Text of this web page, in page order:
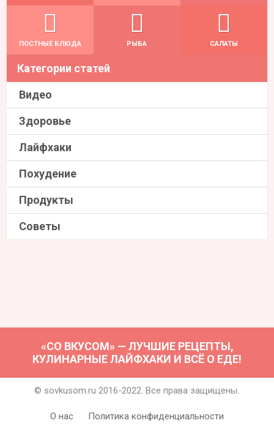
ПОСТНЫЕ БЛЮДА РЫБА САЛАТЫ
Категории статей
Видео
Здоровье
Лайфхаки
Похудение
Продукты
Советы
«СО ВКУСОМ» — ЛУЧШИЕ РЕЦЕПТЫ,
КУЛИНАРНЫЕ ЛАЙФХАКИ И ВСЁ О ЕДЕ!
© sovkusom.ru 2016-2022. Все права защищены.
О нас Политика конфиденциальности